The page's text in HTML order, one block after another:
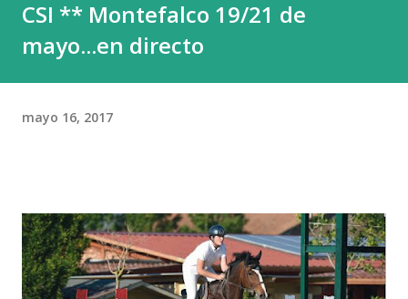
CSI ** Montefalco 19/21 de
mayo...en directo
mayo 16, 2017